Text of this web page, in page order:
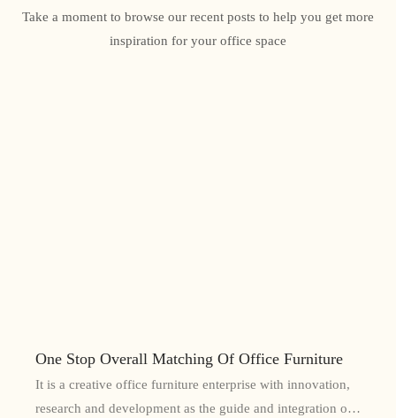
Take a moment to browse our recent posts to help you get more
inspiration for your office space
One Stop Overall Matching Of Office Furniture
It is a creative office furniture enterprise with innovation,
research and development as the guide and integration of